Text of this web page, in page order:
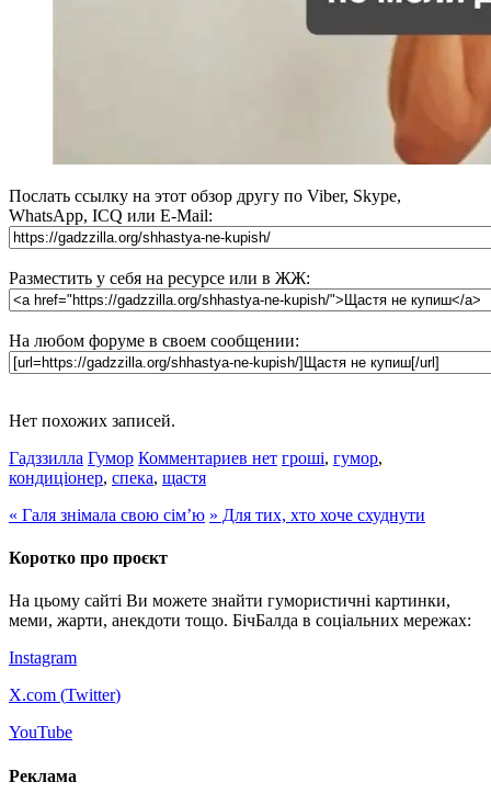
Послать ссылку на этот обзор другу по Viber, Skype,
WhatsApp, ICQ или E-Mail:
Разместить у себя на ресурсе или в ЖЖ:
На любом форуме в своем сообщении:
Нет похожих записей.
Гадззилла Гумор Комментариев нет гроші, гумор,
кондиціонер, спека, щастя
« Галя знімала свою сім’ю » Для тих, хто хоче схуднути
Коротко про проєкт
На цьому сайті Ви можете знайти гумористичні картинки,
меми, жарти, анекдоти тощо. БічБалда в соціальних мережах:
Instagram
X.com (Twitter)
YouTube
Реклама